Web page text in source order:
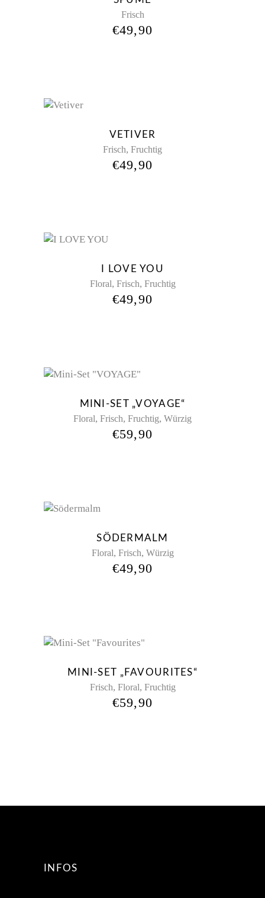
Frisch
€49,90
VETIVER
Frisch, Fruchtig
€49,90
I LOVE YOU
Floral, Frisch, Fruchtig
€49,90
MINI-SET „VOYAGE“
Floral, Frisch, Fruchtig, Würzig
€59,90
SÖDERMALM
Floral, Frisch, Würzig
€49,90
MINI-SET „FAVOURITES“
Frisch, Floral, Fruchtig
€59,90
INFOS